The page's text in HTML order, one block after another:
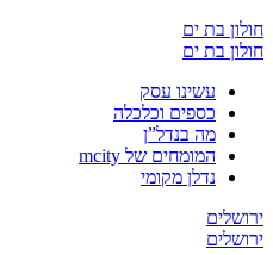
בת ים
בת ים
עשינו עסק
כספים וכלכלה
מה בנדל”ן
המומחים של mcity
נדלן מקומי